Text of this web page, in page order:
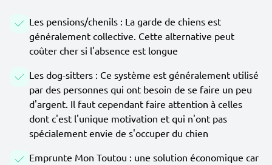
Les pensions/chenils : La garde de chiens est
généralement collective. Cette alternative peut
coûter cher si l'absence est longue
Les dog-sitters : Ce système est généralement utilisé
par des personnes qui ont besoin de se faire un peu
d'argent. Il faut cependant faire attention à celles
dont c'est l'unique motivation et qui n'ont pas
spécialement envie de s'occuper du chien
Emprunte Mon Toutou : une solution économique car